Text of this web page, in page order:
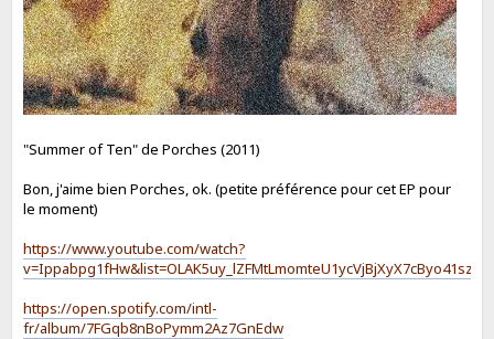
"Summer of Ten" de Porches (2011)
Bon, j'aime bien Porches, ok. (petite préférence pour cet EP pour
le moment)
https://www.youtube.com/watch?
https://open.spotify.com/intl-
fr/album/7FGqb8nBoPymm2Az7GnEdw